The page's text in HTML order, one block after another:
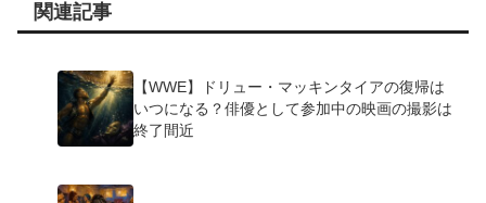
関連記事
【WWE】ドリュー・マッキンタイアの復帰は
いつになる？俳優として参加中の映画の撮影は
終了間近